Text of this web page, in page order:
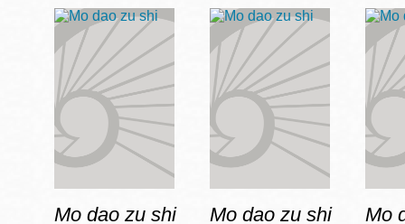
Mo dao zu shi Mo dao zu shi Mo